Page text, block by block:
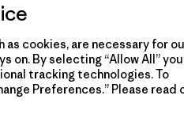
cookies, are necessary for
on. By selecting “Allow All”
tracking technologies. To
Preferences.” Please read